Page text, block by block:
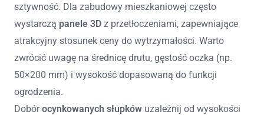
sztywność. Dla zabudowy mieszkaniowej często
wystarczą panele 3D z przetłoczeniami, zapewniające
atrakcyjny stosunek ceny do wytrzymałości. Warto
zwrócić uwagę na średnicę drutu, gęstość oczka (np.
50×200 mm) i wysokość dopasowaną do funkcji
ogrodzenia.
Dobórocynkowanych słupków uzależnij od wysokości